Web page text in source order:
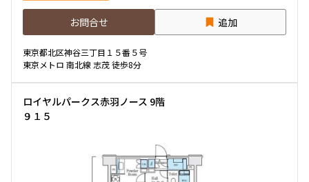
お問合せ 追加
東京都北区神谷三丁目１５番５号
東京メトロ 南北線 志茂 徒歩8分
ロイヤルパークス赤羽ノース 9階
９１５